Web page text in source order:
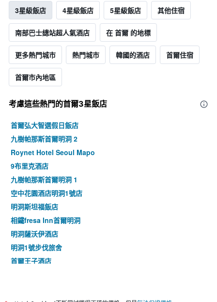
3星級飯店 4星級飯店 5星級飯店 其他住宿
南部巴士總站超人氣酒店 在 首爾 的地標
更多熱門城市 熱門城市 韓國的酒店 首爾住宿
首爾市內地區
考慮這些熱門的首爾3星​飯店
首爾弘大智選假日飯店
九樹帕那斯首爾明洞 2
Roynet Hotel Seoul Mapo
9布里克酒店
九樹帕那斯首爾明洞 1
空中花園酒店明洞1號店
明洞斯坦福飯店
相鐵fresa Inn首爾明洞
明洞薩沃伊酒店
明洞1號步伐旅舍
首爾王子酒店